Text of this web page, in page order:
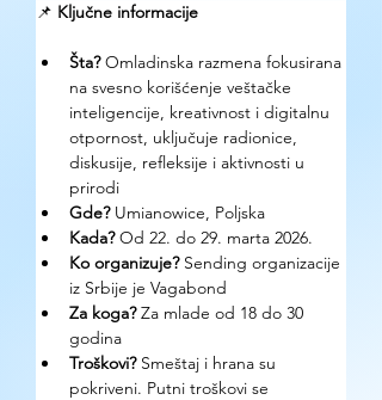
📌 Ključne informacije
Šta? Omladinska razmena fokusirana
na svesno korišćenje veštačke
inteligencije, kreativnost i digitalnu
otpornost, uključuje radionice,
diskusije, refleksije i aktivnosti u
prirodi
Gde? Umianowice, Poljska
Kada? Od 22. do 29. marta 2026.
Ko organizuje? Sending organizacije
iz Srbije je Vagabond
Za koga? Za mlade od 18 do 30
godina
Troškovi? Smeštaj i hrana su
pokriveni. Putni troškovi se